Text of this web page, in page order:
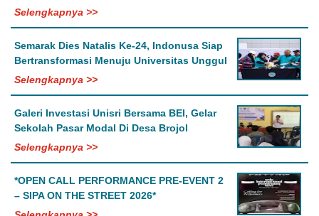
Selengkapnya >>
Semarak Dies Natalis Ke-24, Indonusa Siap
Bertransformasi Menuju Universitas Unggul
Selengkapnya >>
Galeri Investasi Unisri Bersama BEI, Gelar
Sekolah Pasar Modal Di Desa Brojol
Selengkapnya >>
*OPEN CALL PERFORMANCE PRE-EVENT 2
– SIPA ON THE STREET 2026*